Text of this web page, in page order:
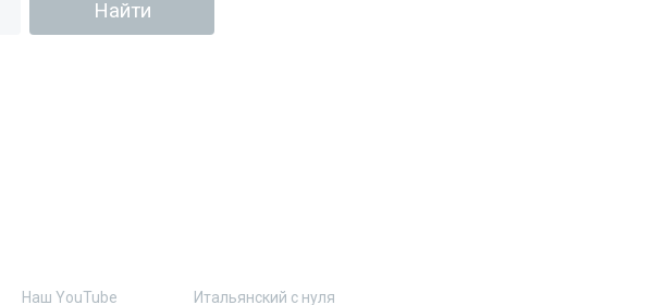
Наш YouTube Итальянский с нуля